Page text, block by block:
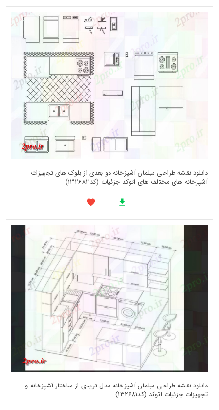
دانلود نقشه طراحی مبلمان آشپزخانه دو بعدی از بلوک های تجهیزات
آشپزخانه های مختلف های اتوکد جزئیات (کد132683)
دانلود نقشه طراحی مبلمان آشپزخانه مدل تریدی از ساختار آشپزخانه و
تجهیزات جزئیات اتوکد (کد132681)